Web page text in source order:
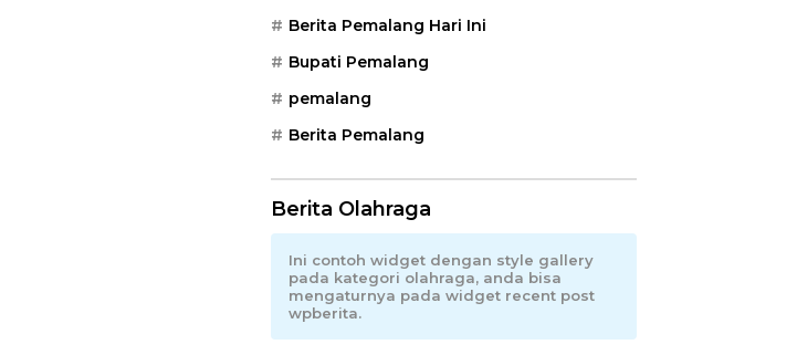
Berita Pemalang Hari Ini
Bupati Pemalang
pemalang
Berita Pemalang
Berita Olahraga
Ini contoh widget dengan style gallery
pada kategori olahraga, anda bisa
mengaturnya pada widget recent post
wpberita.